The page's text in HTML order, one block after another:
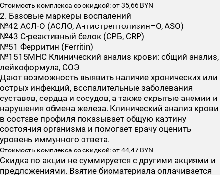
Стоимость комплекса со скидкой: от 35,66 BYN
2. Базовые маркеры воспалений
№42 АСЛ-О (АСЛО, Антистрептолизин–О, ASO)
№43 С-реактивный белок (СРБ, CRP)
№51 Ферритин (Ferritin)
№1515МНС Клинический анализ крови: общий анализ,
лейкоформула, СОЭ
Дают возможность выявить наличие хронических или
острых инфекций, воспалительные заболевания
суставов, сердца и сосудов, а также скрытые анемии и
нарушения обмена железа. Клинический анализ крови
в составе профиля показывает общую картину
состояния организма и помогает врачу оценить
уровень иммунного ответа.
Стоимость комплекса со скидкой: от 44,47 BYN
Скидка по акции не суммируется с другими акциями и
предложениями. Взятие биоматериала оплачивается